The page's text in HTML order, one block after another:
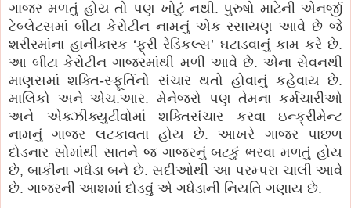
ગાજર મળતું હોય તો પણ ખોટું નથી. પુરુષો માટેની એનર્જી
ટેબ્લેટસમાં બીટા કેરોટીન નામનું એક રસાયણ આવે છે જે
શરીરમાંના હાનીકારક ‘ફ્રી રેડિકલ્સ’ ઘટાડવાનું કામ કરે છે.
આ બીટા કેરોટીન ગાજરમાંથી મળી આવે છે. એના સેવનથી
માણસમાં શક્તિ-સ્ફૂર્તિનો સંચાર થતો હોવાનું કહેવાય છે.
માલિકો અને એચ.આર. મેનેજરો પણ તેમના કર્મચારીઓ
અને એક્ઝીક્યુટીવોમાં શક્તિસંચાર કરવા ઇન્ક્રીમેન્ટ
નામનું ગાજર લટકાવતા હોય છે. આખરે ગાજર પાછળ
દોડનાર સોમાંથી સાતને જ ગાજરનું બટકું ભરવા મળતું હોય
છે, બાકીના ગધેડા બને છે. સદીઓથી આ પરમ્પરા ચાલી આવે
છે. ગાજરની આશમાં દોડવું એ ગધેડાની નિયતિ ગણાય છે.